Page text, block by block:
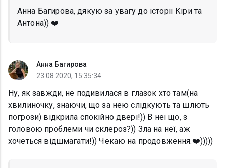
Анна Багирова, дякую за увагу до історії Кіри та
Антона)) ❤️
Анна Багирова
23.08.2020, 15:35:34
Ну, як завжди, не подивилася в глазок хто там(на
хвилиночку, знаючи, що за нею слідкують та шлють
погрози) відкрила спокійно двері!)) В неї що, з
головою проблеми чи склероз?)) Зла на неї, аж
хочеться відшмагати!)) Чекаю на продовження.❤️)))))